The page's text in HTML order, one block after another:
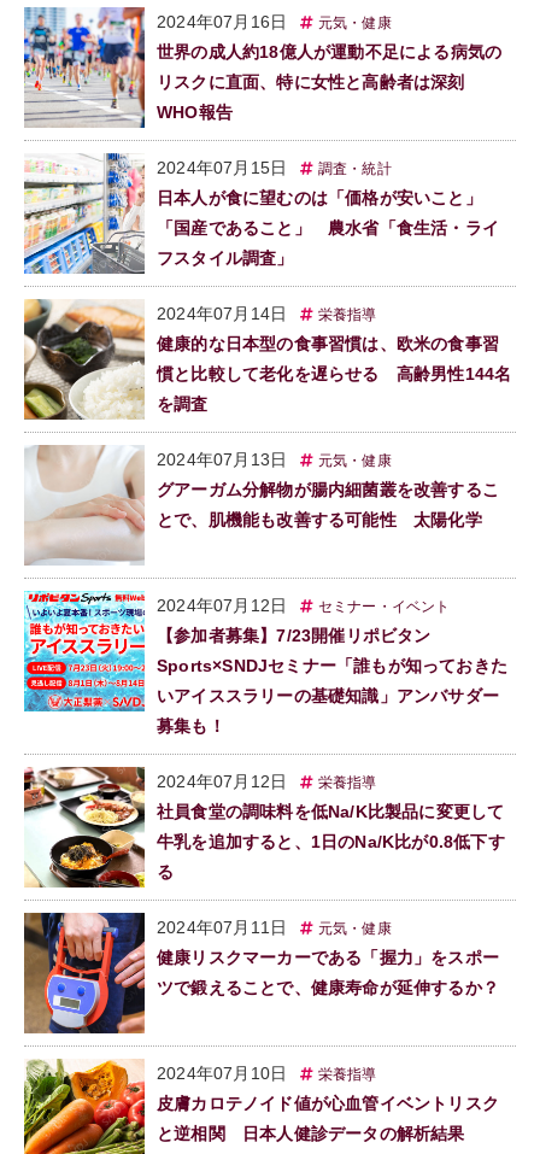
2024年07月16日 元気・健康
世界の成人約18億人が運動不足による病気の
リスクに直面、特に女性と高齢者は深刻
WHO報告
2024年07月15日 調査・統計
日本人が食に望むのは「価格が安いこと」
「国産であること」 農水省「食生活・ライ
フスタイル調査」
2024年07月14日 栄養指導
健康的な日本型の食事習慣は、欧米の食事習
慣と比較して老化を遅らせる 高齢男性144名
を調査
2024年07月13日 元気・健康
グアーガム分解物が腸内細菌叢を改善するこ
とで、肌機能も改善する可能性 太陽化学
2024年07月12日 セミナー・イベント
【参加者募集】7/23開催リポビタン
Sports×SNDJセミナー「誰もが知っておきた
いアイススラリーの基礎知識」アンバサダー
募集も！
2024年07月12日 栄養指導
社員食堂の調味料を低Na/K比製品に変更して
牛乳を追加すると、1日のNa/K比が0.8低下す
る
2024年07月11日 元気・健康
健康リスクマーカーである「握力」をスポー
ツで鍛えることで、健康寿命が延伸するか？
2024年07月10日 栄養指導
皮膚カロテノイド値が心血管イベントリスク
と逆相関 日本人健診データの解析結果